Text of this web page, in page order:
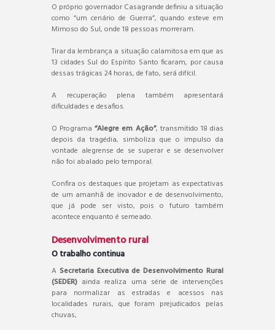
O próprio governador Casagrande definiu a situação
como “um cenário de Guerra”, quando esteve em
Mimoso do Sul, onde 18 pessoas morreram.
Tirar da lembrança a situação calamitosa em que as
13 cidades Sul do Espírito Santo ficaram, por causa
dessas trágicas 24 horas, de fato, será difícil.
A recuperação plena também apresentará
dificuldades e desafios.
O Programa“Alegre em Ação”, transmitido 18 dias
depois da tragédia, simboliza que o impulso da
vontade alegrense de se superar e se desenvolver
não foi abalado pelo temporal.
Confira os destaques que projetam as expectativas
de um amanhã de inovador e de desenvolvimento,
que já pode ser visto, pois o futuro também
acontece enquanto é semeado.
Desenvolvimento rural
O trabalho continua
A Secretaria Executiva de Desenvolvimento Rural
(SEDER) ainda realiza uma série de intervenções
para normalizar as estradas e acessos nas
localidades rurais, que foram prejudicados pelas
chuvas,